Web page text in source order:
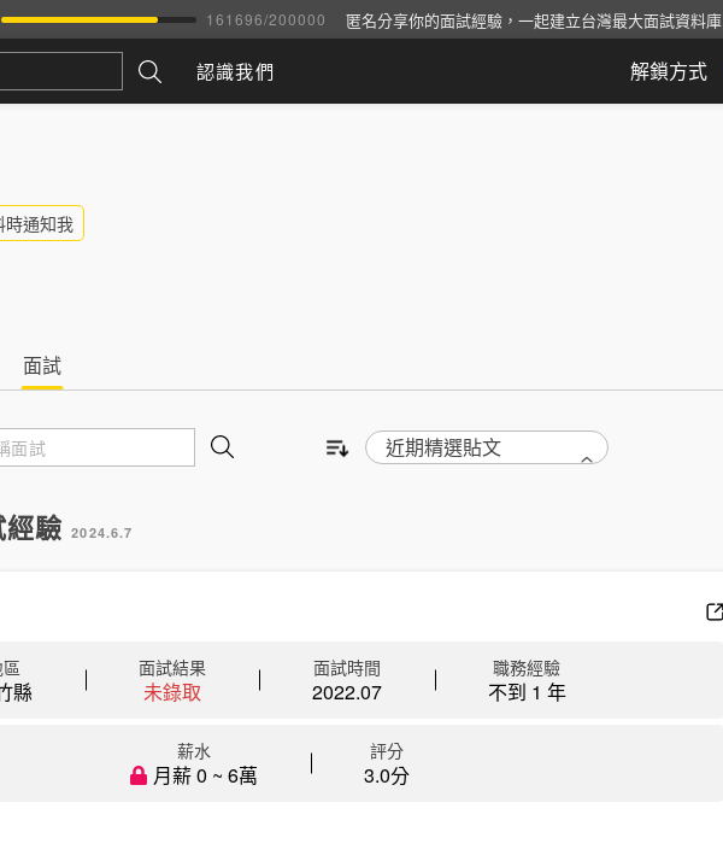
161696/200000 匿名分享你的面試經驗，一起建立台灣最大面試資料庫
認識我們 解鎖方式
時通知我
面試
驗 2024.6.7
縣
面試結果
未錄取
面試時間
2022.07
職務經驗
不到 1 年
薪水
月薪 0 ~ 6萬
評分
3.0分